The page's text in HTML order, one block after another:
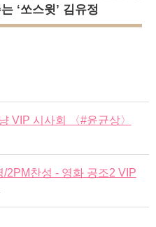
‘쏘스윗’ 김유정
VIP 시사회 〈#윤균상〉
2PM찬성 - 영화 공조2 VIP